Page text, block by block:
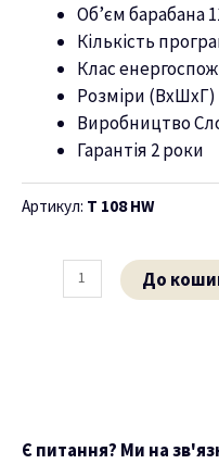
Об’єм барабана
Кількість
Клас
Розміри (ВхШхГ)
Виробництво
Гарантія 2 роки
Артикул: T 108 HW
До
Є питання? Ми на